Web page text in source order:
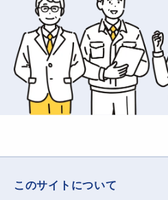
2025年11月17日 機関・団体の取
令和７年度第２回価格転嫁の
ついて
2025年11月17日
機関・団体の取組を知りたい 秋
価格転嫁の円滑化へ向けた支援
令和７年度 価格転嫁の実施状
このサイトについて